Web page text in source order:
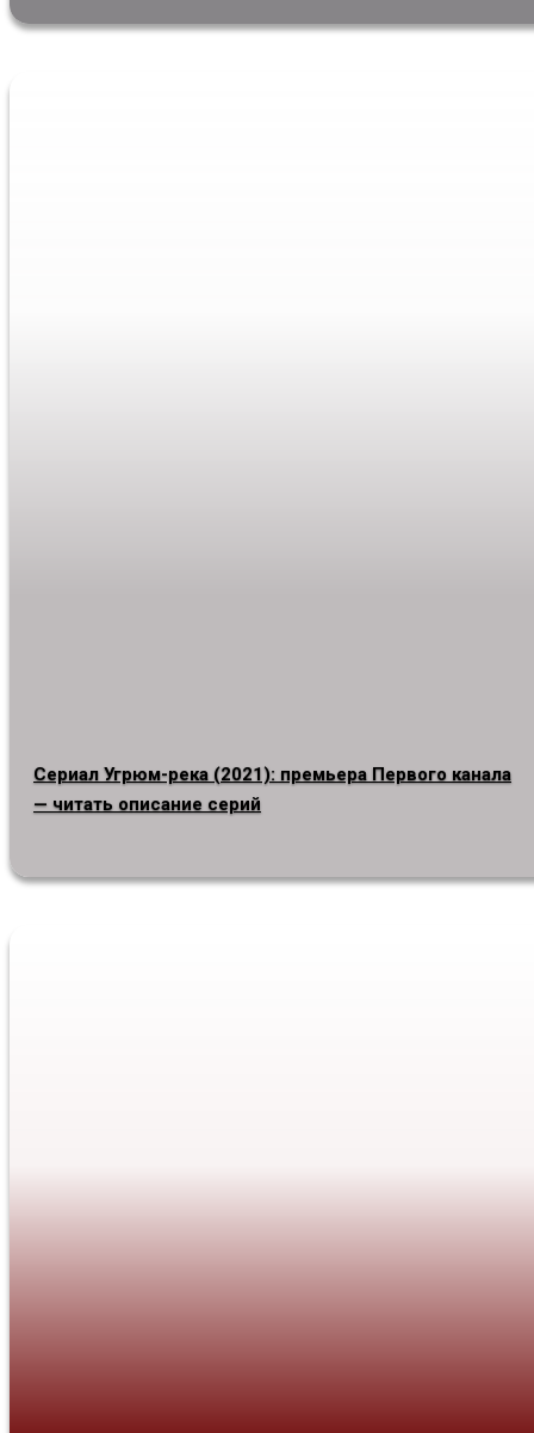
Сериал Угрюм-река (2021): премьера Первого канала
— читать описание серий